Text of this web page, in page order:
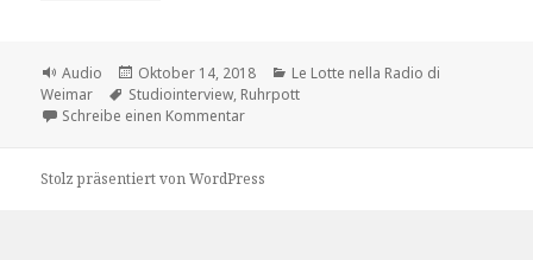
Format
Audio
Veröffentlicht
am
Oktober 14, 2018 Kategorien
Le Lotte nella Radio di
Weimar
Schlagwörter
Studiointerview, Ruhrpott
Schreibe einen Kommentarzu Le Lotte nella Radio di Weimar –
Stolz präsentiert von WordPress